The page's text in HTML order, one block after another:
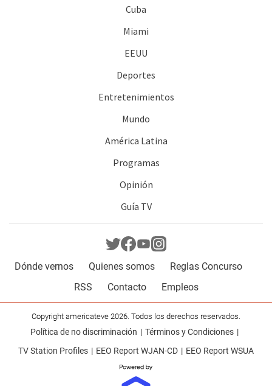
Cuba
Miami
EEUU
Deportes
Entretenimientos
Mundo
América Latina
Programas
Opinión
Guía TV
Dónde vernos Quienes somos
Reglas Concurso
RSS
Contacto Empleos
Copyright americateve 2026. Todos los derechos reservados.
Política de no discriminación
Términos y Condiciones
TV Station Profiles
EEO Report WJAN-CD EEO Report WSUA